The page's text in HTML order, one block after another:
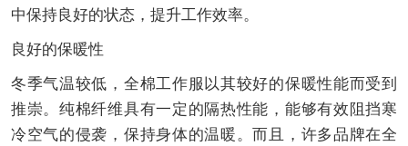
中保持良好的状态，提升工作效率。
良好的保暖性
冬季气温较低，全棉工作服以其较好的保暖性能而受到
推崇。纯棉纤维具有一定的隔热性能，能够有效阻挡寒
冷空气的侵袭，保持身体的温暖。而且，许多品牌在全